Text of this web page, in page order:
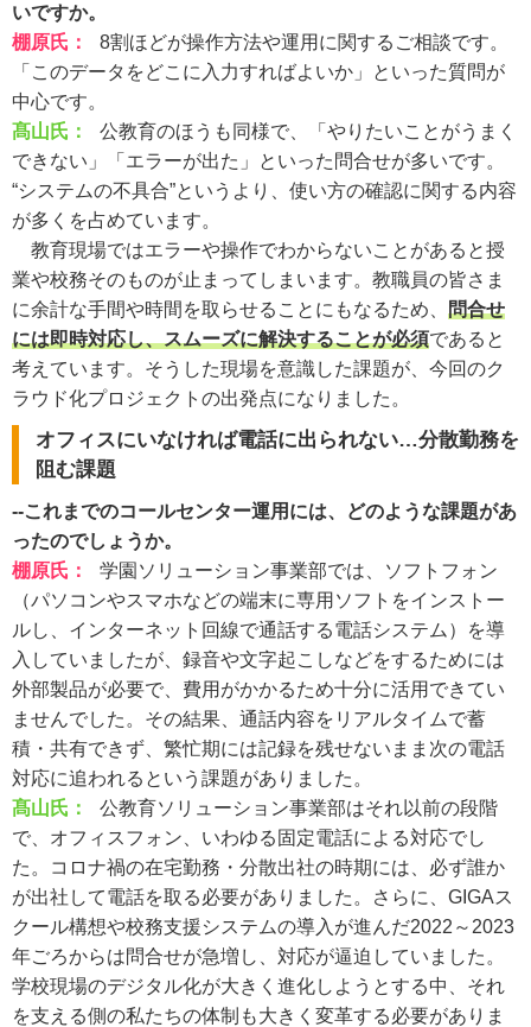
いですか。
棚原氏 ：
8割ほどが操作方法や運用に関するご相談です。
「このデータをどこに入力すればよいか」といった質問が
中心です。
髙山氏：
公教育のほうも同様で、「やりたいことがうまく
できない」「エラーが出た」といった問合せが多いです。
“システムの不具合”というより、使い方の確認に関する内容
が多くを占めています。
教育現場ではエラーや操作でわからないことがあると授
業や校務そのものが止まってしまいます。教職員の皆さま
に余計な手間や時間を取らせることにもなるため、 問合せ
には即時対応し、スムーズに解決することが必須であると
考えています。そうした現場を意識した課題が、今回のク
ラウド化プロジェクトの出発点になりました。
オフィスにいなければ電話に出られない…分散勤務を
阻む課題
--これまでのコールセンター運用には、どのような課題があ
ったのでしょうか。
棚原氏 ：
学園ソリューション事業部では、ソフトフォン
（パソコンやスマホなどの端末に専用ソフトをインストー
ルし、インターネット回線で通話する電話システム）を導
入していましたが、録音や文字起こしなどをするためには
外部製品が必要で、費用がかかるため十分に活用できてい
ませんでした。その結果、通話内容をリアルタイムで蓄
積・共有できず、繁忙期には記録を残せないまま次の電話
対応に追われるという課題がありました。
髙山氏：
公教育ソリューション事業部はそれ以前の段階
で、オフィスフォン、いわゆる固定電話による対応でし
た。コロナ禍の在宅勤務・分散出社の時期には、必ず誰か
が出社して電話を取る必要がありました。さらに、GIGAス
クール構想や校務支援システムの導入が進んだ2022～2023
年ごろからは問合せが急増し、対応が逼迫していました。
学校現場のデジタル化が大きく進化しようとする中、それ
を支える側の私たちの体制も大きく変革する必要がありま